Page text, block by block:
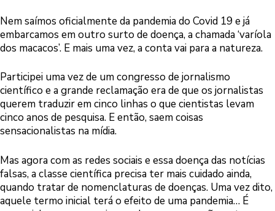
Nem saímos oficialmente da pandemia do Covid 19 e já
embarcamos em outro surto de doença, a chamada ‘varíola
dos macacos’. E mais uma vez, a conta vai para a natureza.
Participei uma vez de um congresso de jornalismo
científico e a grande reclamação era de que os jornalistas
querem traduzir em cinco linhas o que cientistas levam
cinco anos de pesquisa. E então, saem coisas
sensacionalistas na mídia.
Mas agora com as redes sociais e essa doença das notícias
falsas, a classe científica precisa ter mais cuidado ainda,
quando tratar de nomenclaturas de doenças. Uma vez dito,
aquele termo inicial terá o efeito de uma pandemia… É